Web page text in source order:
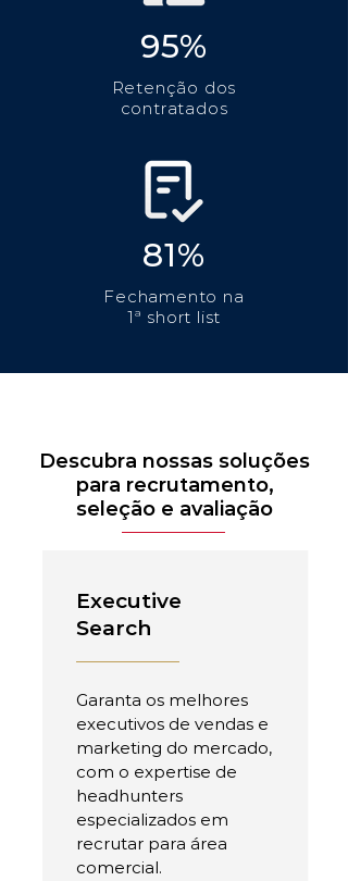
95%
Retenção dos
contratados
81%
Fechamento na
1ª short list
Descubra nossas soluções
para recrutamento,
seleção e avaliação
Executive
Search
Garanta os melhores
executivos de vendas e
marketing do mercado,
com o expertise de
headhunters
especializados em
recrutar para área
comercial.